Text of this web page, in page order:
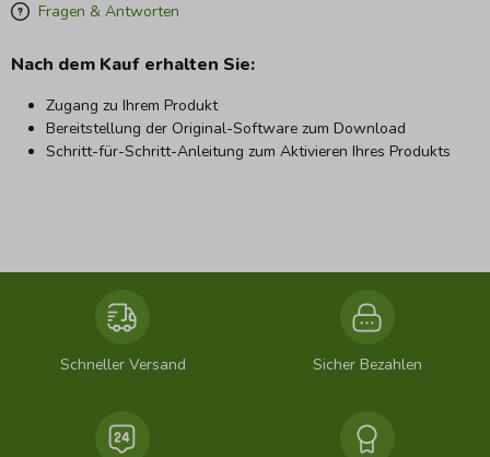
Fragen & Antworten
Nach dem Kauf erhalten Sie:
Zugang zu Ihrem Produkt
Bereitstellung der Original-Software zum Download
Schritt-für-Schritt-Anleitung zum Aktivieren Ihres Produkts
Schneller Versand Sicher Bezahlen